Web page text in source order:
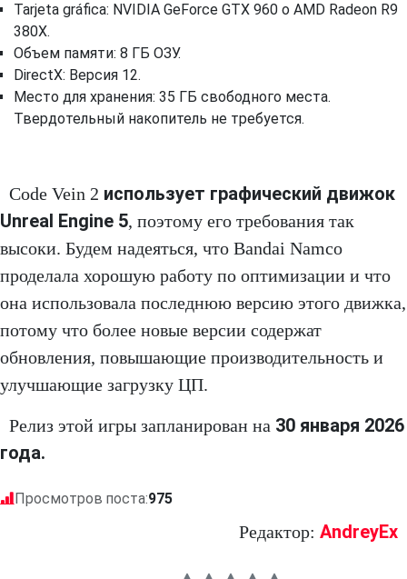
Tarjeta gráfica: NVIDIA GeForce GTX 960 o AMD Radeon R9
380X.
Объем памяти: 8 ГБ ОЗУ.
DirectX: Версия 12.
Место для хранения: 35 ГБ свободного места.
Твердотельный накопитель не требуется.
Code Vein 2 использует графический движок
Unreal Engine 5, поэтому его требования так
высоки. Будем надеяться, что Bandai Namco
проделала хорошую работу по оптимизации и что
она использовала последнюю версию этого движка,
потому что более новые версии содержат
обновления, повышающие производительность и
улучшающие загрузку ЦП.
Релиз этой игры запланирован на 30 января 2026
года.
Просмотров поста:975
Редактор: AndreyEx